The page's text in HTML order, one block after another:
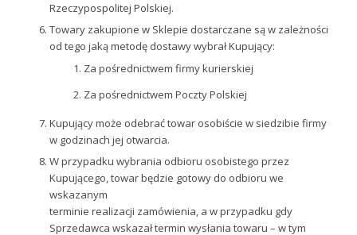
Rzeczypospolitej Polskiej.
Towary zakupione w Sklepie dostarczane są w zależności
od tego jaką metodę dostawy wybrał Kupujący:
Za pośrednictwem firmy kurierskiej
Za pośrednictwem Poczty Polskiej
Kupujący może odebrać towar osobiście w siedzibie firmy
w godzinach jej otwarcia.
W przypadku wybrania odbioru osobistego przez
Kupującego, towar będzie gotowy do odbioru we
wskazanym
terminie realizacji zamówienia, a w przypadku gdy
Sprzedawca wskazał termin wysłania towaru – w tym